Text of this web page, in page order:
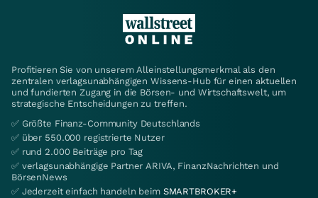
Profitieren Sie von unserem Alleinstellungsmerkmal als den
zentralen verlagsunabhängigen Wissens-Hub für einen aktuellen
und fundierten Zugang in die Börsen- und Wirtschaftswelt, um
strategische Entscheidungen zu treffen.
✅ Größte Finanz-Community Deutschlands
✅ über 550.000 registrierte Nutzer
✅ rund 2.000 Beiträge pro Tag
✅ verlagsunabhängige Partner ARIVA, FinanzNachrichten und
BörsenNews
✅ Jederzeit einfach handeln beim SMARTBROKER+